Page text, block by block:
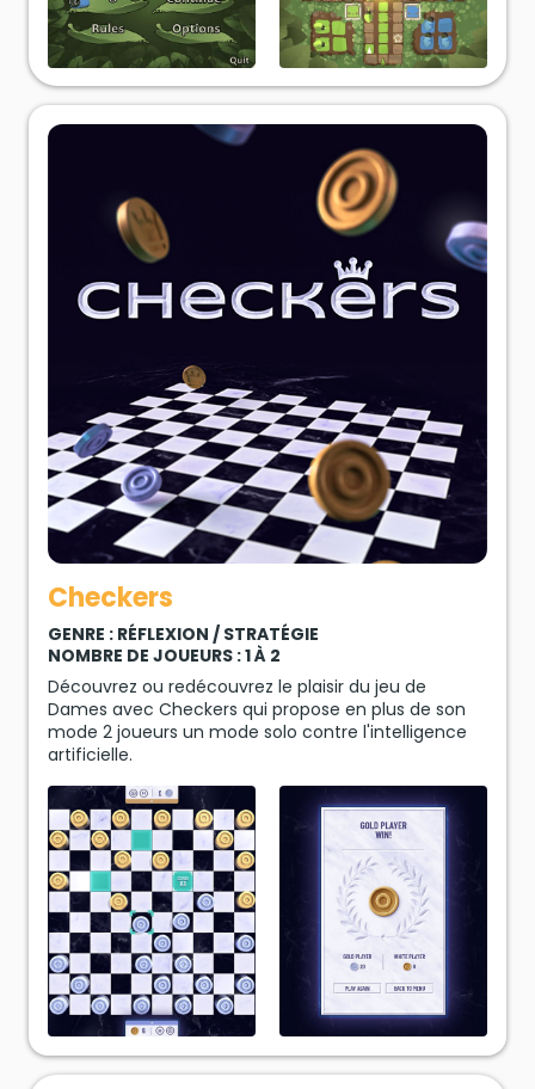
Checkers
GENRE : RÉFLEXION / STRATÉGIE
NOMBRE DE JOUEURS : 1 À 2
Découvrez ou redécouvrez le plaisir du jeu de
Dames avec Checkers qui propose en plus de son
mode 2 joueurs un mode solo contre l'intelligence
artificielle.